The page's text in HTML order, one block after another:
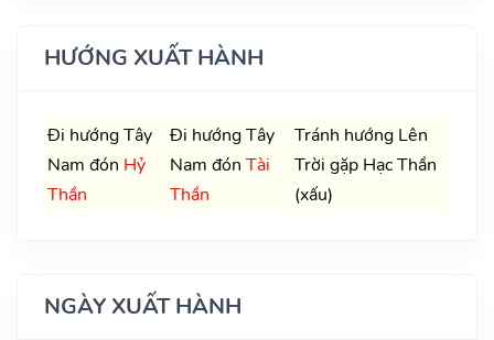
HƯỚNG XUẤT HÀNH
Đi hướng Tây
Nam đón Hỷ
Thần
Đi hướng Tây
Nam đón Tài
Thần
Tránh hướng Lên
Trời gặp Hạc Thần
(xấu)
NGÀY XUẤT HÀNH